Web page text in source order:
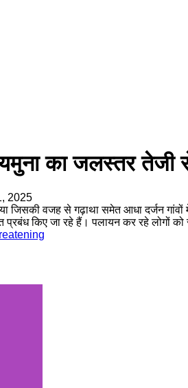
का जलस्तर तेजी
2025
जिसकी वजह से गढ़ाथा समेत आधा दर्जन
किए जा रहे हैं। पलायन कर रहे लोगों को